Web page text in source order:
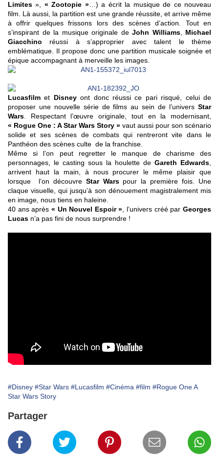
Limites», « Zootopie »…) a écrit la musique de ce nouveau
film. Là aussi, la partition est une grande réussite, et arrive même
à offrir quelques frissons lors des scènes d’action. Tout en
s’inspirant de la musique originale de John Williams, Michael
Giacchino réussi à s’approprier avec talent le thème
emblématique. Il propose donc une partition musicale soignée et
épique accompagnant à merveille les images.
Lucasfilm et Disneyont donc réussi ce pari risqué, celui de
proposer une nouvelle série de films au sein de l’univers Star
Wars . Respectant l’œuvre originale, tout en la modernisant,
« Rogue One : A Star Wars Story » vaut aussi pour son scénario
solide et ses scènes de combats qui rentreront vite dans le
Panthéon des scènes culte de la franchise.
Même si l’on peut regretter le manque de charisme des
personnages, le casting sous la houlette de Gareth Edwards
arrivent haut la main, à nous procurer le même plaisir que
lorsque l’on découvre Star Warspour la première fois. Une
claque visuelle, qui jusqu’à son dénouement magistralement mis
en image, nous tiens en haleine.
40 ans après « Un Nouvel Espoir » , l’univers créé parGeorges
Lucas n’a pas fini de nous surprendre !
#Disney #Star Wars #Lucasfilm #Cinéma #film #Rogue One A
Star Wars Story
Partager